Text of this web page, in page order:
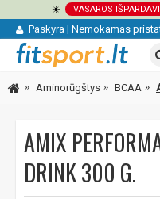
☀️ VASAROS
Paskyra | Nemokamas
Aminorūgštys BCAA
AMIX
DRINK 300 G.